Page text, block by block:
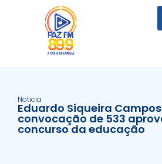
Noticia
Eduardo Siqueira
convocação de 533
concurso da educação